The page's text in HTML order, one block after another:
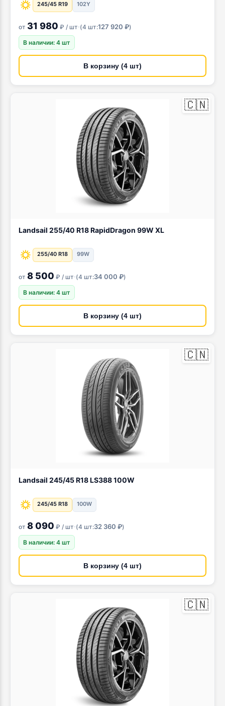
245/45 R19 102Y
от 31 980 ₽ / шт·(4 шт:127 920 ₽)
В наличии: 4 шт
В корзину (4 шт)
🇨🇳
Landsail 255/40 R18 RapidDragon 99W XL
255/40 R18 99W
от 8 500 ₽ / шт·(4 шт:34 000 ₽)
В наличии: 4 шт
В корзину (4 шт)
🇨🇳
Landsail 245/45 R18 LS388 100W
245/45 R18 100W
от 8 090 ₽ / шт·(4 шт:32 360 ₽)
В наличии: 4 шт
В корзину (4 шт)
🇨🇳